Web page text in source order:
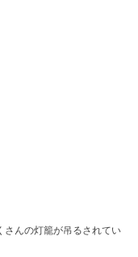
さんの灯籠が吊るされてい